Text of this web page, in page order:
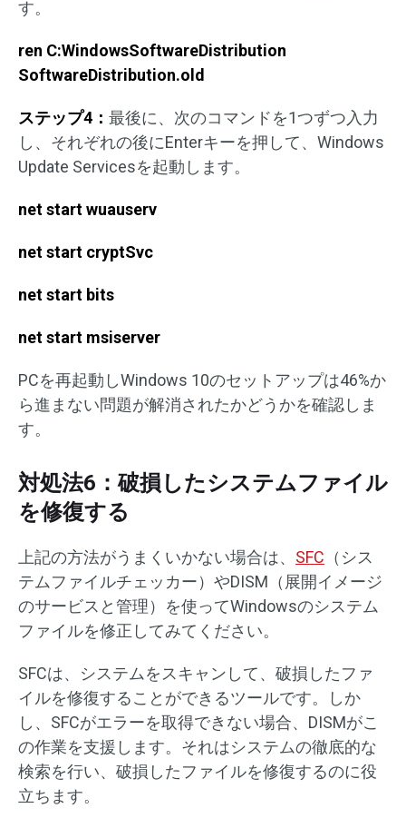
す。
ren C:WindowsSoftwareDistribution
SoftwareDistribution.old
ステップ4： 最後に、次のコマンドを1つずつ入力
し、それぞれの後にEnterキーを押して、Windows
Update Servicesを起動します。
net start wuauserv
net start cryptSvc
net start bits
net start msiserver
PCを再起動しWindows 10のセットアップは46%か
ら進まない問題が解消されたかどうかを確認しま
す。
対処法6：破損したシステムファイル
を修復する
上記の方法がうまくいかない場合は、 SFC （シス
テムファイルチェッカー）やDISM（展開イメージ
のサービスと管理）を使ってWindowsのシステム
ファイルを修正してみてください。
SFCは、システムをスキャンして、破損したファ
イルを修復することができるツールです。しか
し、SFCがエラーを取得できない場合、DISMがこ
の作業を支援します。それはシステムの徹底的な
検索を行い、破損したファイルを修復するのに役
立ちます。